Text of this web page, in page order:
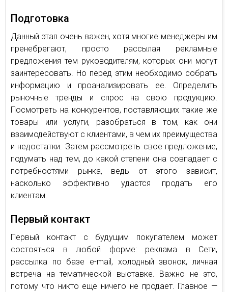
Подготовка
Данный этап очень важен, хотя многие менеджеры им
пренебрегают, просто рассылая рекламные
предложения тем руководителям, которых они могут
заинтересовать. Но перед этим необходимо собрать
информацию и проанализировать ее. Определить
рыночные тренды и спрос на свою продукцию.
Посмотреть на конкурентов, поставляющих такие же
товары или услуги, разобраться в том, как они
взаимодействуют с клиентами, в чем их преимущества
и недостатки. Затем рассмотреть свое предложение,
подумать над тем, до какой степени она совпадает с
потребностями рынка, ведь от этого зависит,
насколько эффективно удастся продать его
клиентам.
Первый контакт
Первый контакт с будущим покупателем может
состояться в любой форме: реклама в Сети,
рассылка по базе e-mail, холодный звонок, личная
встреча на тематической выставке. Важно не это,
потому что никто еще ничего не продает. Главное —